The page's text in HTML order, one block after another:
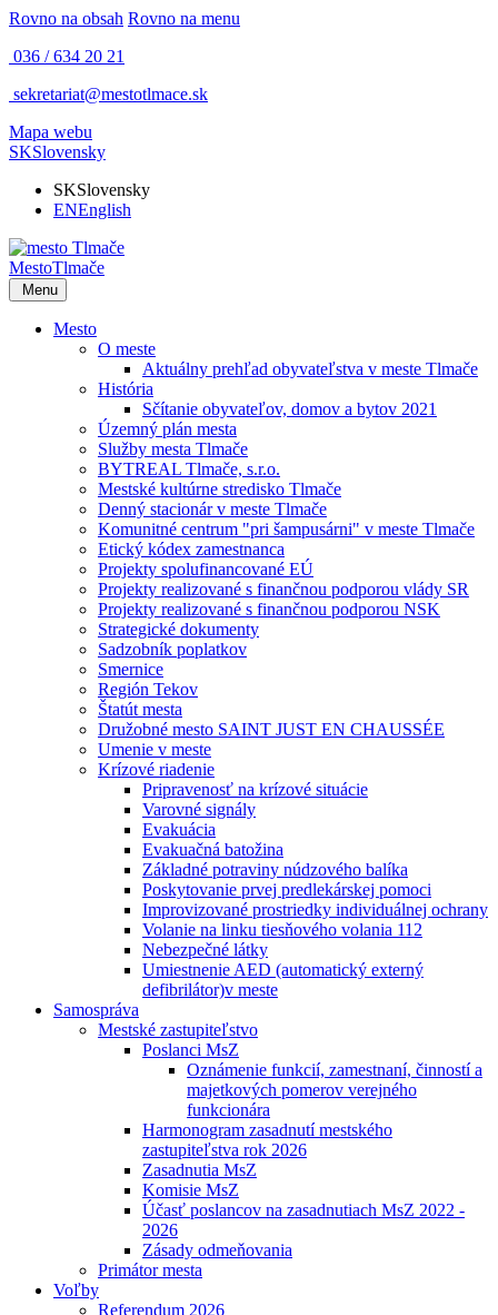
Rovno na obsah Rovno na menu
036 / 634 20 21
sekretariat@mestotlmace.sk
Mapa webu
SKSlovensky
SKSlovensky
ENEnglish
MestoTlmače
Menu
Mesto
O meste
Aktuálny prehľad obyvateľstva v meste Tlmače
História
Sčítanie obyvateľov, domov a bytov 2021
Územný plán mesta
Služby mesta Tlmače
BYTREAL Tlmače, s.r.o.
Mestské kultúrne stredisko Tlmače
Denný stacionár v meste Tlmače
Komunitné centrum "pri šampusárni" v meste Tlmače
Etický kódex zamestnanca
Projekty spolufinancované EÚ
Projekty realizované s finančnou podporou vlády SR
Projekty realizované s finančnou podporou NSK
Strategické dokumenty
Sadzobník poplatkov
Smernice
Región Tekov
Štatút mesta
Družobné mesto SAINT JUST EN CHAUSSÉE
Umenie v meste
Krízové riadenie
Pripravenosť na krízové situácie
Varovné signály
Evakuácia
Evakuačná batožina
Základné potraviny núdzového balíka
Poskytovanie prvej predlekárskej pomoci
Improvizované prostriedky individuálnej ochrany
Volanie na linku tiesňového volania 112
Nebezpečné látky
Umiestnenie AED (automatický externý
defibrilátor)v meste
Samospráva
Mestské zastupiteľstvo
Poslanci MsZ
Oznámenie funkcií, zamestnaní, činností a
majetkových pomerov verejného
funkcionára
Harmonogram zasadnutí mestského
zastupiteľstva rok 2026
Zasadnutia MsZ
Komisie MsZ
Účasť poslancov na zasadnutiach MsZ 2022 -
2026
Zásady odmeňovania
Primátor mesta
Voľby
Referendum 2026